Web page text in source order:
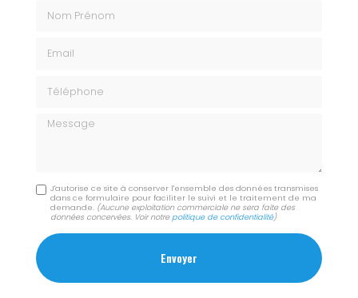
Message
J'autorise ce site à conserver l'ensemble des données transmises
dans ce formulaire pour faciliter le suivi et le traitement de ma
demande. (Aucune exploitation commerciale ne sera faite des
données concervées. Voir notrepolitique de confidentialité)